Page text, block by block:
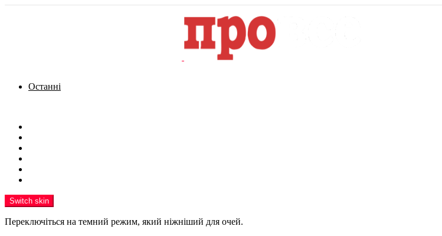
Останні
Switch skin
Переключіться на темний режим, який ніжніший для очей.